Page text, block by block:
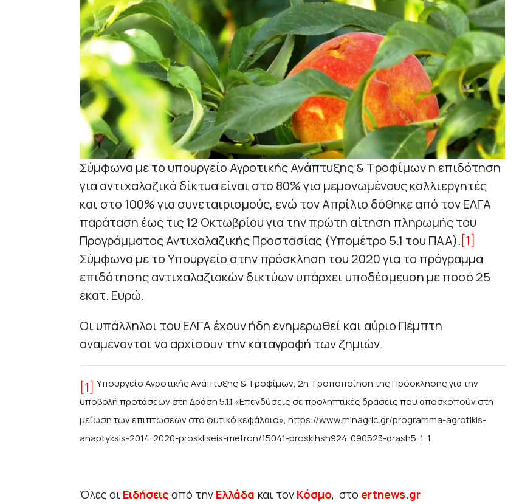
Σύμφωνα με το υπουργείο Αγροτικής Ανάπτυξης & Τροφίμων η επιδότηση
για αντιχαλαζικά δίκτυα είναι στο 80% για μεμονωμένους καλλιεργητές
και στο 100% για συνεταιρισμούς, ενώ τον Απρίλιο δόθηκε από τον ΕΛΓΑ
παράταση έως τις 12 Οκτωβρίου για την πρώτη αίτηση πληρωμής του
Προγράμματος Αντιχαλαζικής Προστασίας (Υπομέτρο 5.1 του ΠΑΑ). [1]
Σύμφωνα με το Υπουργείο στην πρόσκληση του 2020 για το πρόγραμμα
επιδότησης αντιχαλαζιακών δικτύων υπάρχει υποδέσμευση με ποσό 25
εκατ. Ευρώ.
Οι υπάλληλοι του ΕΛΓΑ έχουν ήδη ενημερωθεί και αύριο Πέμπτη
αναμένονται να αρχίσουν την καταγραφή των ζημιών.
[1] ΥπουργείοΑγροτικής Ανάπτυξης & Τροφίμων, 2η Τροποποίηση της Πρόσκλησης για την
υποβολή προτάσεων στη Δράση 5.1.1 «Επενδύσεις σε προληπτικές δράσεις που αποσκοπούν στη
μείωση των επιπτώσεων στο φυτικό κεφάλαιο», https://www.minagric.gr/programma-agrotikis-
anaptyksis-2014-2020-proskliseis-metron/15041-prosklhsh924-090523-drash5-1-1.
Όλες οι Ειδήσεις από την Ελλάδα και τον Κόσμο, στο ertnews.gr